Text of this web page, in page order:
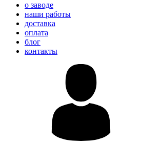
о заводе
наши работы
доставка
оплата
блог
контакты